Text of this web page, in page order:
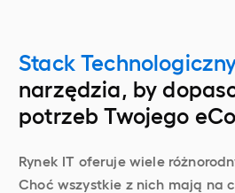
Stack
narzędzia, by
potrzeb Twojego
Rynek IT oferuje wiele
Choć wszystkie z nich mają na